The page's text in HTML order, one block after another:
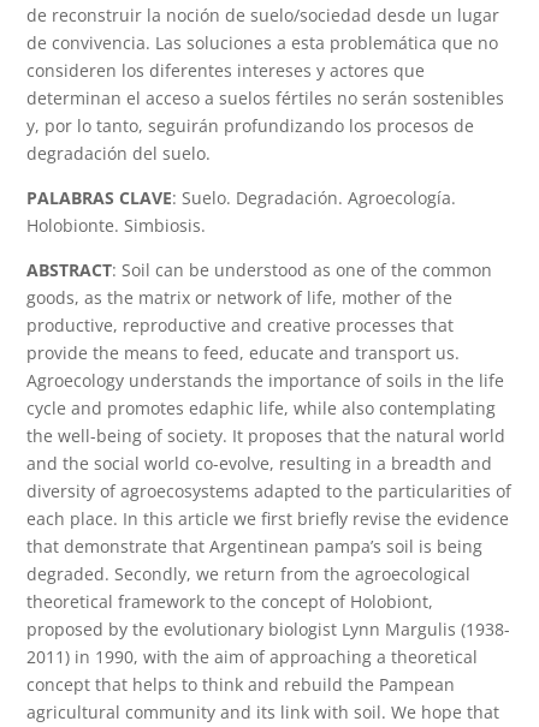
de reconstruir la noción de suelo/sociedad desde un lugar
de convivencia. Las soluciones a esta problemática que no
consideren los diferentes intereses y actores que
determinan el acceso a suelos fértiles no serán sostenibles
y, por lo tanto, seguirán profundizando los procesos de
degradación del suelo.
PALABRAS CLAVE: Suelo. Degradación. Agroecología.
Holobionte. Simbiosis.
ABSTRACT: Soil can be understood as one of the common
goods, as the matrix or network of life, mother of the
productive, reproductive and creative processes that
provide the means to feed, educate and transport us.
Agroecology understands the importance of soils in the life
cycle and promotes edaphic life, while also contemplating
the well-being of society. It proposes that the natural world
and the social world co-evolve, resulting in a breadth and
diversity of agroecosystems adapted to the particularities of
each place. In this article we first briefly revise the evidence
that demonstrate that Argentinean pampa’s soil is being
degraded. Secondly, we return from the agroecological
theoretical framework to the concept of Holobiont,
proposed by the evolutionary biologist Lynn Margulis (1938-
2011) in 1990, with the aim of approaching a theoretical
concept that helps to think and rebuild the Pampean
agricultural community and its link with soil. We hope that